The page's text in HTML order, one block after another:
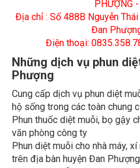
Đan
Điện thoại:
Những dịch vụ phun
Cung cấp dịch vụ phun diệt
hộ sống trong các toàn chung cư
Phun thuốc diệt muỗi, bọ gậy
văn phòng công ty
Phun diệt muỗi cho nhà máy,
trên địa bàn huyện Đan Phượng
Phun diệt muỗi,diệt côn trùng
hàng có nhu cầu